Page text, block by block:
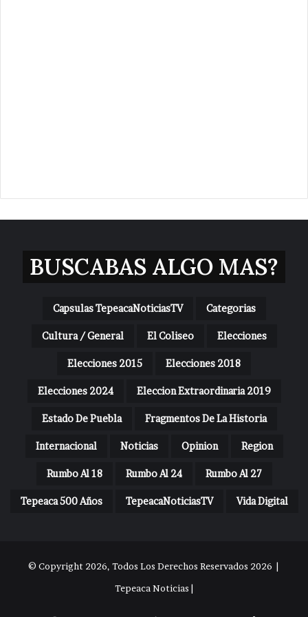
BUSCABAS ALGO MAS?
Capsulas TepeacaNoticiasTV Categorias
Cultura / General El Coliseo Elecciones
Elecciones 2015 Elecciones 2018
Elecciones 2024 Eleccion Extraordinaria 2019
Estado De Puebla Fragmentos De La Historia
Internacional Noticias Opinion Region
Rumbo Al 18 Rumbo Al 24 Rumbo Al 27
Tepeaca 500 Años TepeacaNoticiasTV Vida Digital
© Copyright 2026, Todos Los Derechos Reservados 2026 |
Tepeaca Noticias |